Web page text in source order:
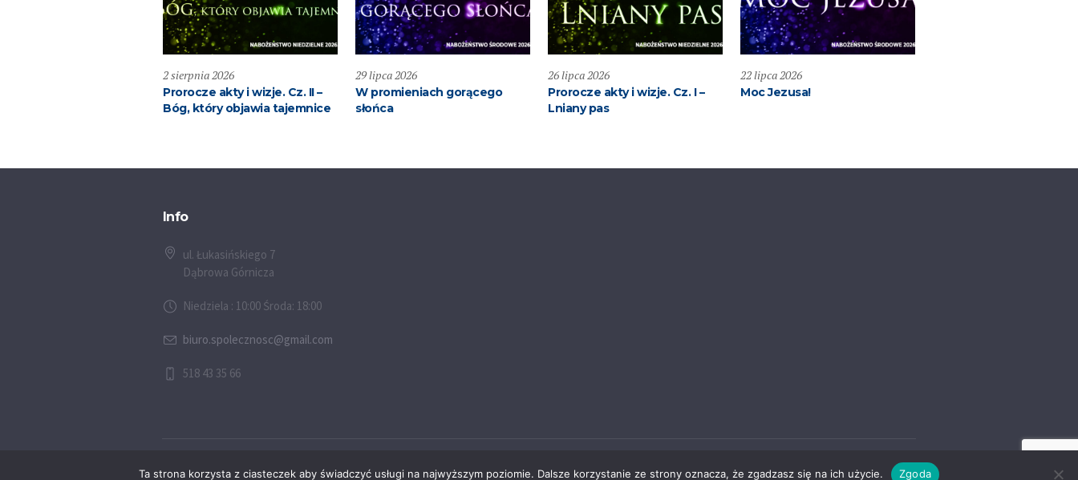
2 sierpnia 2026
Prorocze akty i wizje. Cz. II –
Bóg, który objawia tajemnice
29 lipca 2026
W promieniach gorącego
słońca
26 lipca 2026
Prorocze akty i wizje. Cz. I –
Lniany pas
22 lipca 2026
Moc Jezusa!
Info
ul. Łukasińskiego 7
Dąbrowa Górnicza
Niedziela : 10:00 Środa: 18:00
biuro.spolecznosc@gmail.com
518 43 35 66
© 2026 Społeczność Chrześcijańska w Dąbrowie Górniczej
Ta strona korzysta z ciasteczek aby świadczyć usługi na najwyższym poziomie. Dalsze korzystanie ze strony oznacza, że zgadzasz się na ich użycie. Zgoda